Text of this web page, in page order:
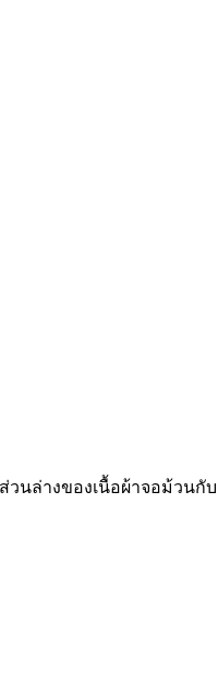
นล่างของเนื้อผ้าจอม้วนกั